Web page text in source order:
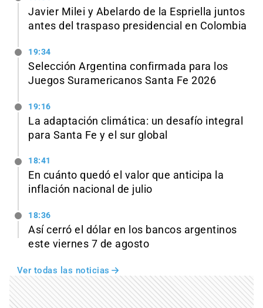
Javier Milei y Abelardo de la Espriella juntos
antes del traspaso presidencial en Colombia
19:34
Selección Argentina confirmada para los
Juegos Suramericanos Santa Fe 2026
19:16
La adaptación climática: un desafío integral
para Santa Fe y el sur global
18:41
En cuánto quedó el valor que anticipa la
inflación nacional de julio
18:36
Así cerró el dólar en los bancos argentinos
este viernes 7 de agosto
Ver todas las noticias